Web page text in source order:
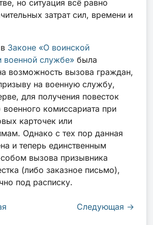
но ситуация всё равно
затрат сил, времени и
Законе «О воинской
военной службе» была
возможность вызова граждан,
на военную службу,
для получения повесток
военного комиссариата при
карточек или
Однако с тех пор данная
и теперь единственным
вызова призывника
(либо заказное письмо),
под расписку.
Следующая →